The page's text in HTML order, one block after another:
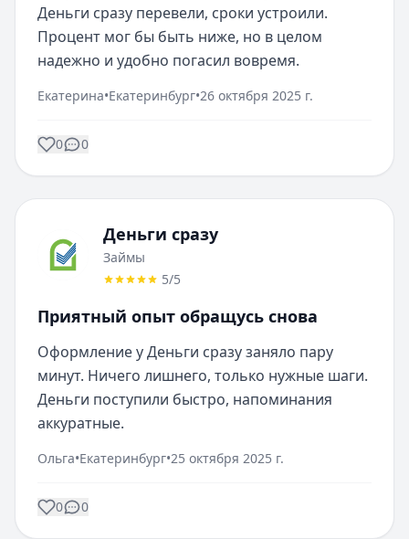
Деньги сразу перевели, сроки устроили.
Процент мог бы быть ниже, но в целом
надежно и удобно погасил вовремя.
Екатерина•Екатеринбург•26 октября 2025 г.
0 0
Деньги сразу
Займы
5/5
Приятный опыт обращусь снова
Оформление у Деньги сразу заняло пару
минут. Ничего лишнего, только нужные шаги.
Деньги поступили быстро, напоминания
аккуратные.
Ольга•Екатеринбург•25 октября 2025 г.
0 0